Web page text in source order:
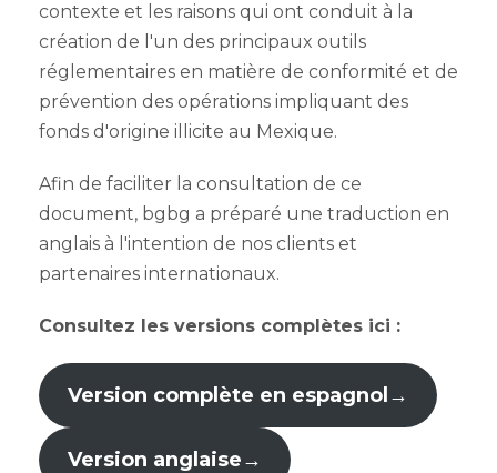
contexte et les raisons qui ont conduit à la
création de l'un des principaux outils
réglementaires en matière de conformité et de
prévention des opérations impliquant des
fonds d'origine illicite au Mexique.
Afin de faciliter la consultation de ce
document, bgbg a préparé une traduction en
anglais à l'intention de nos clients et
partenaires internationaux.
Consultez les versions complètes ici :
Version complète en espagnol →
Version anglaise→